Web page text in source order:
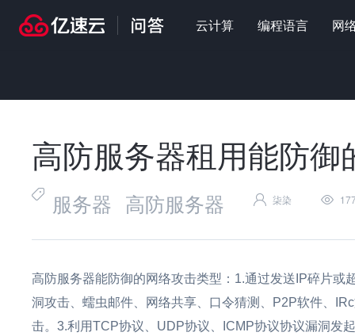
云计算 编程语言 网
高防服务器租用能防
服务器 高防服务器 柒染
高防服务器能防御的网络攻击类型：1.通过发送IP碎片或
洞攻击、蠕虫邮件、网络共享、口令猜测、P2P软件、
击。3.利用TCP协议、UDP协议、ICMP协议协议漏洞发